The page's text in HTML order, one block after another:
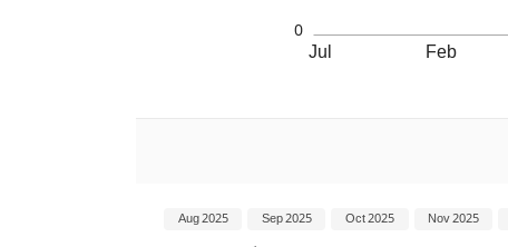
Jul Feb
0
Nov 2025
Oct 2025
Sep 2025
Aug 2025